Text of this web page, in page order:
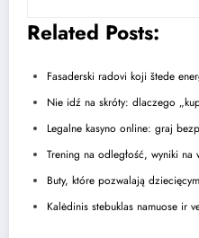
Related Posts:
Fasaderski radovi koji štede
Nie idź na skróty: dlaczego
Legalne kasyno online: graj
Trening na odległość, wyniki
Buty, które pozwalają
Kalėdinis stebuklas namuose ir